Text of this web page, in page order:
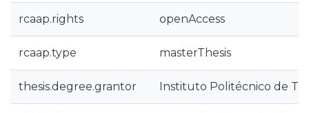
rcaap.rights openAccess
rcaap.type masterThesis
thesis.degree.grantor Instituto Politécnico de